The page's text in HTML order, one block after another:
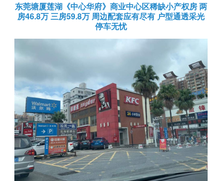
东莞塘厦莲湖《中心华府》商业中心区稀缺小产权房 两
房46.8万 三房59.8万 周边配套应有尽有 户型通透采光
停车无忧